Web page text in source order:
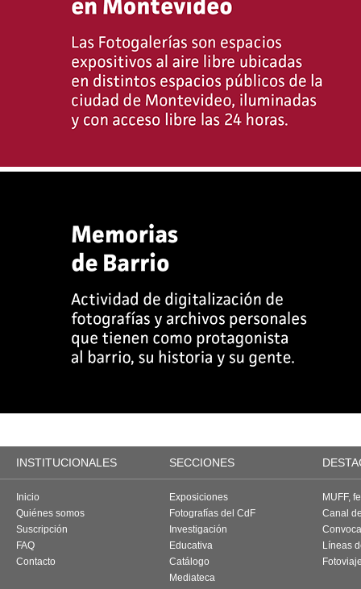
INSTITUCIONALES SECCIONES
Inicio
Quiénes somos
Suscripción
FAQ
Contacto
Exposiciones
Fotografías del CdF
Investigación
Educativa
Catálogo
Mediateca
MUFF,
Canal
Líneas